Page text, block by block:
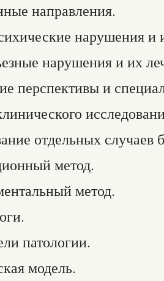
направления.
нарушения и
нарушения и их
перспективы и
отдельных случаев
метод.
метод.
патологии.
модель.